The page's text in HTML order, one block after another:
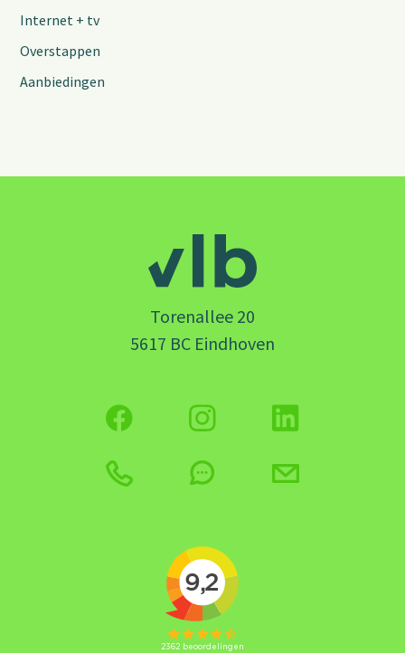
Internet + tv
Overstappen
Aanbiedingen
Torenallee 20
5617 BC Eindhoven